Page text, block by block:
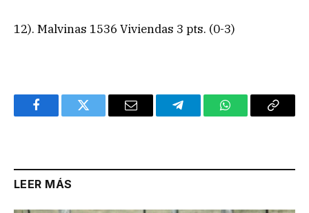
12). Malvinas 1536 Viviendas 3 pts. (0-3)
FacebookTwitter Email TelegramWhatsAppCopy
LEER MÁS